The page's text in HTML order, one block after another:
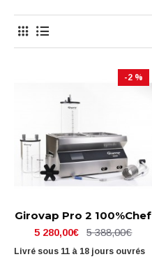
-2 %
Girovap Pro 2 100%Chef
5 280,00€ 5 388,00€
Livré sous 11 à 18 jours ouvrés